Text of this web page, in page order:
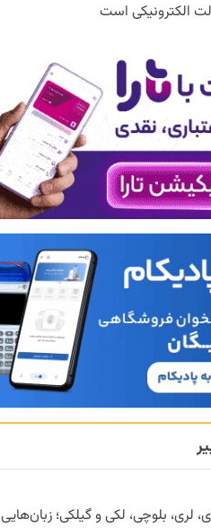
لری، بلوچی، لکی و گیلکی؛ زبان‌هایی